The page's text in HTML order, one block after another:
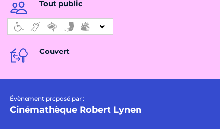
Tout public
Couvert
Évènement proposé par :
Cinémathèque Robert Lynen